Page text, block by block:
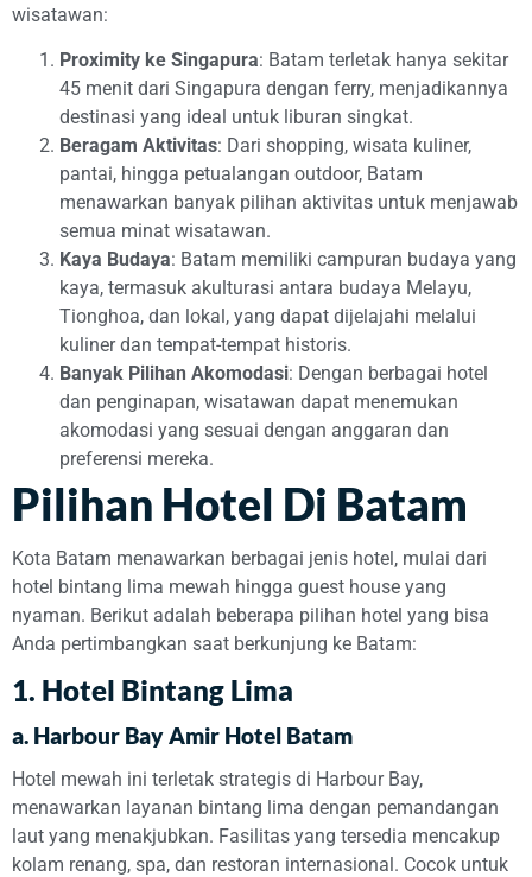
wisatawan:
Proximity ke Singapura: Batam terletak hanya sekitar
45 menit dari Singapura dengan ferry, menjadikannya
destinasi yang ideal untuk liburan singkat.
Beragam Aktivitas: Dari shopping, wisata kuliner,
pantai, hingga petualangan outdoor, Batam
menawarkan banyak pilihan aktivitas untuk menjawab
semua minat wisatawan.
Kaya Budaya: Batam memiliki campuran budaya yang
kaya, termasuk akulturasi antara budaya Melayu,
Tionghoa, dan lokal, yang dapat dijelajahi melalui
kuliner dan tempat-tempat historis.
Banyak Pilihan Akomodasi: Dengan berbagai hotel
dan penginapan, wisatawan dapat menemukan
akomodasi yang sesuai dengan anggaran dan
preferensi mereka.
Pilihan Hotel Di Batam
Kota Batam menawarkan berbagai jenis hotel, mulai dari
hotel bintang lima mewah hingga guest house yang
nyaman. Berikut adalah beberapa pilihan hotel yang bisa
Anda pertimbangkan saat berkunjung ke Batam:
1. Hotel Bintang Lima
a. Harbour Bay Amir Hotel Batam
Hotel mewah ini terletak strategis di Harbour Bay,
menawarkan layanan bintang lima dengan pemandangan
laut yang menakjubkan. Fasilitas yang tersedia mencakup
kolam renang, spa, dan restoran internasional. Cocok untuk